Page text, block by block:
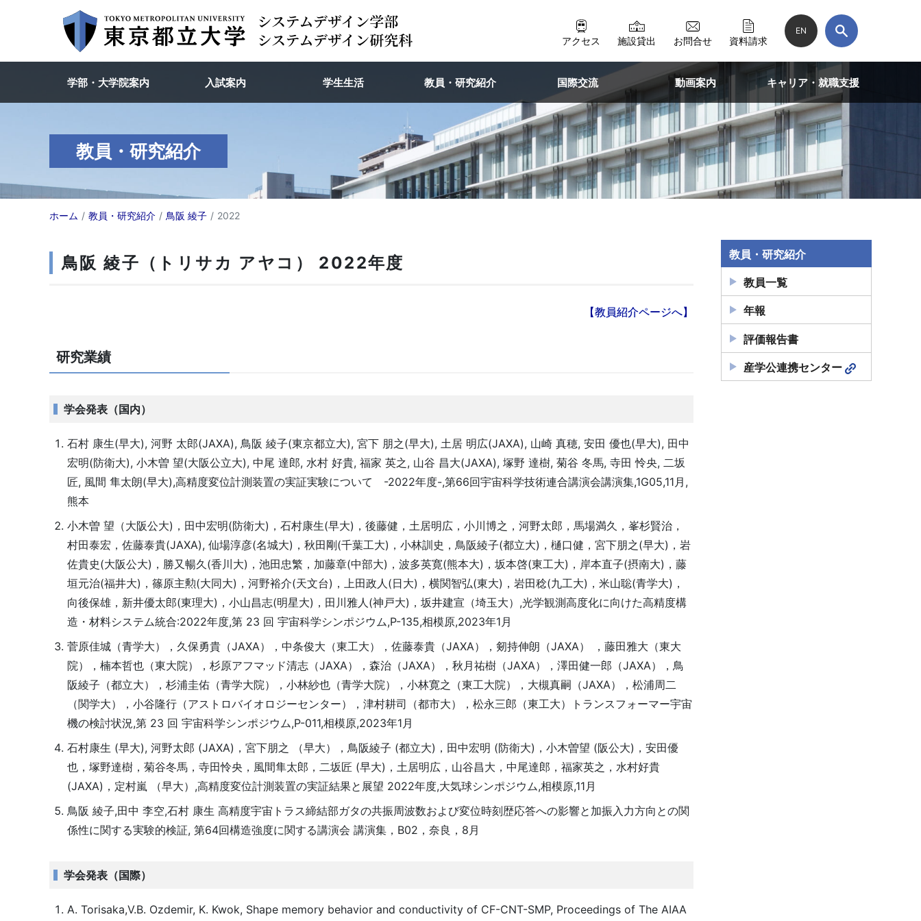
アクセス 施設貸出 お問合せ 資料請求
EN
学部・大学院案内 入試案内 学生生活 教員・研究紹介 国際交流 動画案内 キャリア・就職支援
教員・研究紹介
ホーム 教員・研究紹介 鳥阪 綾子 2022
鳥阪 綾子（トリサカ アヤコ） 2022年度
【教員紹介ページへ】
研究業績
学会発表（国内）
石村 康生(早大), 河野 太郎(JAXA), 鳥阪 綾子(東京都立大), 宮下 朋之(早大), 土居 明広(JAXA), 山崎 真穂, 安田 優也(早大), 田中
宏明(防衛大), 小木曽 望(大阪公立大), 中尾 達郎, 水村 好貴, 福家 英之, 山谷 昌大(JAXA), 塚野 達樹, 菊谷 冬馬, 寺田 怜央, 二坂
匠, 風間 隼太朗(早大),高精度変位計測装置の実証実験について -2022年度-,第66回宇宙科学技術連合講演会講演集,1G05,11月,
熊本
小木曽 望（大阪公大)，田中宏明(防衛大)，石村康生(早大)，後藤健，土居明広，小川博之，河野太郎，馬場満久，峯杉賢治，
村田泰宏，佐藤泰貴(JAXA), 仙場淳彦(名城大)，秋田剛(千葉工大)，小林訓史，鳥阪綾子(都立大)，樋口健，宮下朋之(早大)，岩
佐貴史(大阪公大)，勝又暢久(香川大)，池田忠繁，加藤章(中部大)，波多英寛(熊本大)，坂本啓(東工大)，岸本直子(摂南大)，藤
垣元治(福井大)，篠原主勲(大同大)，河野裕介(天文台)，上田政人(日大)，横関智弘(東大)，岩田稔(九工大)，米山聡(青学大)，
向後保雄，新井優太郎(東理大)，小山昌志(明星大)，田川雅人(神戸大)，坂井建宣（埼玉大）,光学観測高度化に向けた高精度構
造・材料システム統合:2022年度,第 23 回 宇宙科学シンポジウム,P-135,相模原,2023年1月
菅原佳城（青学大），久保勇貴（JAXA），中条俊大（東工大），佐藤泰貴（JAXA），剱持伸朗（JAXA） ，藤田雅大（東大
院），楠本哲也（東大院），杉原アフマッド清志（JAXA），森治（JAXA），秋月祐樹（JAXA），澤田健一郎（JAXA），鳥
阪綾子（都立大），杉浦圭佑（青学大院），小林紗也（青学大院），小林寛之（東工大院），大槻真嗣（JAXA），松浦周二
（関学大），小谷隆行（アストロバイオロジーセンター），津村耕司（都市大），松永三郎（東工大）トランスフォーマー宇宙
機の検討状況,第 23 回 宇宙科学シンポジウム,P-011,相模原,2023年1月
石村康生 (早大), 河野太郎 (JAXA)，宮下朋之 （早大），鳥阪綾子 (都立大)，田中宏明 (防衛大)，小木曽望 (阪公大)，安田優
也，塚野達樹，菊谷冬馬，寺田怜央，風間隼太郎，二坂匠 (早大)，土居明広，山谷昌大，中尾達郎，福家英之，水村好貴
(JAXA)，定村嵐 （早大）,高精度変位計測装置の実証結果と展望 2022年度,大気球シンポジウム,相模原,11月
鳥阪 綾子,田中 李空,石村 康生 高精度宇宙トラス締結部ガタの共振周波数および変位時刻歴応答への影響と加振入力方向との関
係性に関する実験的検証, 第64回構造強度に関する講演会 講演集，B02，奈良，8月
学会発表（国際）
A. Torisaka,V.B. Ozdemir, K. Kwok, Shape memory behavior and conductivity of CF-CNT-SMP, Proceedings of The AIAA
教員・研究紹介
教員一覧
年報
評価報告書
産学公連携センター